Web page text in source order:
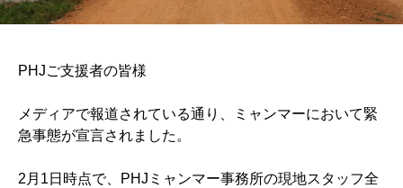
PHJご支援者の皆様
メディアで報道されている通り、ミャンマーにおいて緊
急事態が宣言されました。
2月1日時点で、PHJミャンマー事務所の現地スタッフ全